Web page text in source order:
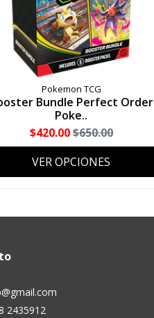
Pokemon TCG
Bundle Perfect Order
Poke..
$420.00$650.00
VER OPCIONES
2435912